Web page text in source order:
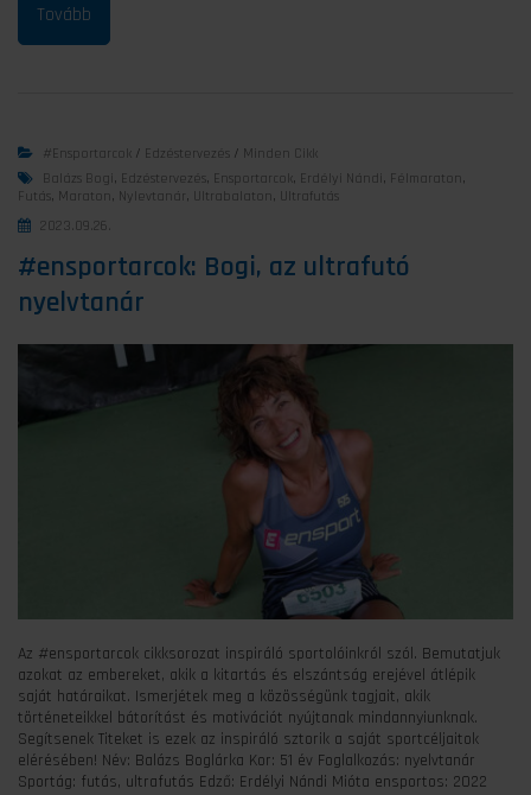
#ensportarcok / Edzéstervezés / Minden Cikk
Balázs Bogi, Edzéstervezés, Ensportarcok, Erdélyi Nándi, Félmaraton ,
Futás, Maraton , Nylevtanár , Ultrabalaton , Ultrafutás
2023.09.26.
#ensportarcok: Bogi, az ultrafutó
nyelvtanár
Az #ensportarcok cikksorozat inspiráló sportolóinkról szól. Bemutatjuk
azokat az embereket, akik a kitartás és elszántság erejével átlépik
saját határaikat. Ismerjétek meg a közösségünk tagjait, akik
történeteikkel bátorítást és motivációt nyújtanak mindannyiunknak.
Segítsenek Titeket is ezek az inspiráló sztorik a saját sportcéljaitok
elérésében! Név: Balázs Boglárka Kor: 51 év Foglalkozás: nyelvtanár
Sportág: futás, ultrafutás Edző: Erdélyi Nándi Mióta ensportos: 2022